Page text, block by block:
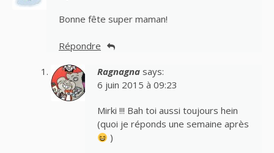
Bonne fête super maman!
Répondre
Ragnagna says:
6 juin 2015 à 09:23
Mirki !!! Bah toi aussi toujours hein
(quoi je réponds une semaine après
)